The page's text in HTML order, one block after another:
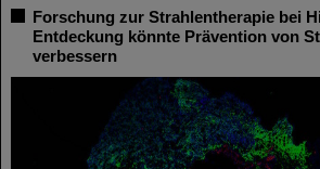
Forschung zur Strahlentherapie bei
Entdeckung könnte Prävention von
verbessern